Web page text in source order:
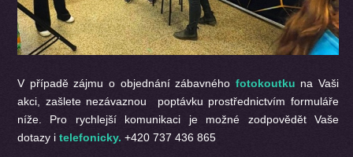
V případě zájmu o objednání zábavného fotokoutku na Vaši
akci, zašlete nezávaznou poptávku prostřednictvím formuláře
níže. Pro rychlejší komunikaci je možné zodpovědět Vaše
dotazy i telefonicky. +420 737 436 865